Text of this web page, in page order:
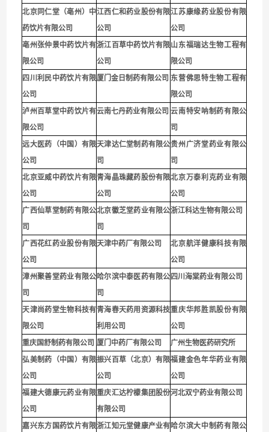
北京同仁堂（亳州）中
药饮片有限公司
江西仁和药业股份有限
公司
江苏康缘药业股份有限
公司
亳州张仲景中药饮片有
限公司
浙江百草中药饮片有限
公司
山东福瑞达生物工程有
限公司
四川利民中药饮片有限
公司
厦门金日制药有限公司 东营佛思特生物工程有
限公司
泸州百草堂中药饮片有
限公司
云南七丹药业有限公司 云南特安呐制药有限公
司
远大医药（中国）有限
公司
天津达仁堂制药有限公
司
贵州广济堂药业有限公
司
北京亚威中药饮片有限
公司
青海晶珠藏药股份有限
公司
北京万泰利克药业有限
公司
广西仙草堂制药有限公
司
北京徽芝堂药业有限公
司
浙江科达生物有限公司
广西花红药业股份有限
公司
天津中药厂有限公司
北京航洋健康科技有限
公司
漳州聚善堂药业有限公
司
哈尔滨中泰医药有限公
司
四川海棠药业有限公司
天津尚药堂生物科技有
限公司
青海春天药用资源科技
利用公司
重庆华邦胜凯股份有限
公司
重庆国舒制药有限公司 厦门中药厂有限公司
广州生物医药研究所
弘美制药（中国）有限
公司
振兴百草（北京）有限
公司
福建金色年华药业有限
公司
福建大德康元药业有限
公司
重庆汇达柠檬集团股份
有限公司
河北双宁药业有限公司
嘉兴东方国药饮片有限浙江知元堂健康产业有哈尔滨大中制药有限公